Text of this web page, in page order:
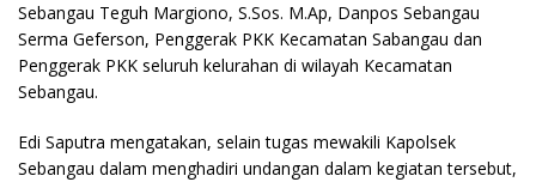
Sebangau Teguh Margiono, S.Sos. M.Ap, Danpos Sebangau
Serma Geferson, Penggerak PKK Kecamatan Sabangau dan
Penggerak PKK seluruh kelurahan di wilayah Kecamatan
Sebangau.
Edi Saputra mengatakan, selain tugas mewakili Kapolsek
Sebangau dalam menghadiri undangan dalam kegiatan tersebut,